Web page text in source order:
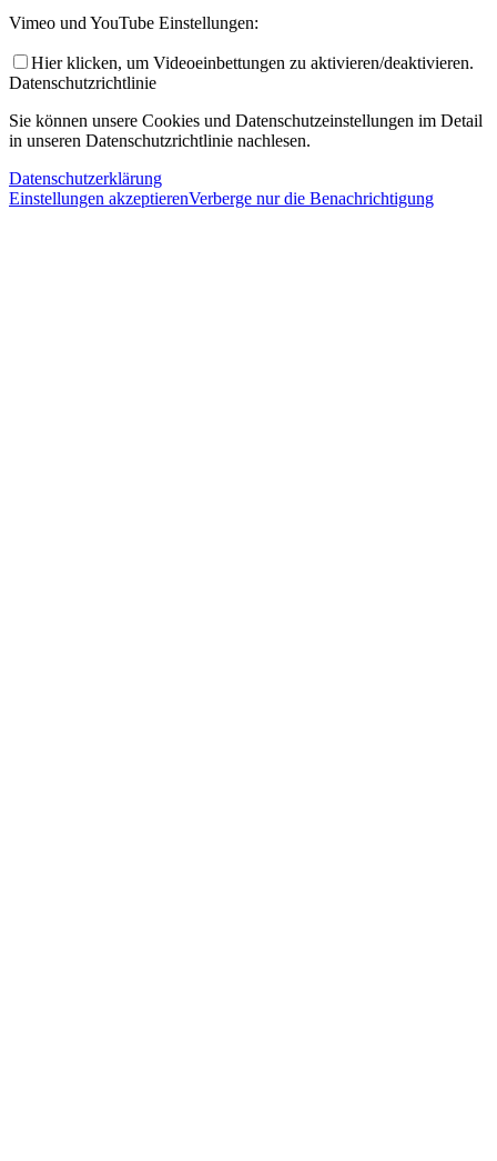
Vimeo und YouTube Einstellungen:
Hier klicken, um Videoeinbettungen zu aktivieren/deaktivieren.
Datenschutzrichtlinie
Sie können unsere Cookies und Datenschutzeinstellungen im Detail
in unseren Datenschutzrichtlinie nachlesen.
Datenschutzerklärung
Einstellungen akzeptierenVerberge nur die Benachrichtigung